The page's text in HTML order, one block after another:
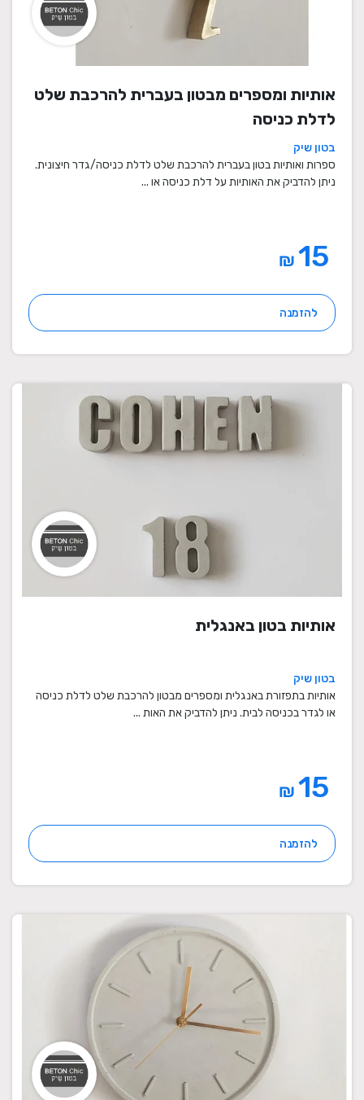
אותיות ומספרים מבטון בעברית להרכבת שלט
לדלת כניסה
בטון שיק
ספרות ואותיות בטון בעברית להרכבת שלט לדלת כניסה/גדר חיצונית.
ניתן להדביק את האותיות על דלת כניסה או ...
₪
להזמנה
אותיות בטון באנגלית
בטון שיק
אותיות בתפזורת באנגלית ומספרים מבטון להרכבת שלט לדלת כניסה
או לגדר בכניסה לבית. ניתן להדביק את האות ...
₪
להזמנה